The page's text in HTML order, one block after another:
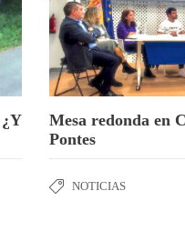
Mesa redonda en
Pontes
NOTICIAS